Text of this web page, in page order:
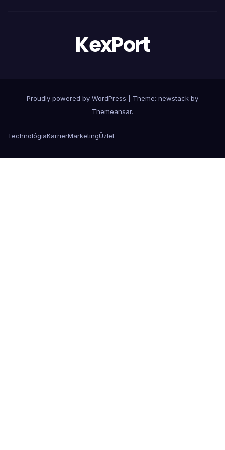
KexPort
Proudly powered by WordPress
Theme: newstack by
Themeansar.
TechnológiaKarrierMarketingÜzlet